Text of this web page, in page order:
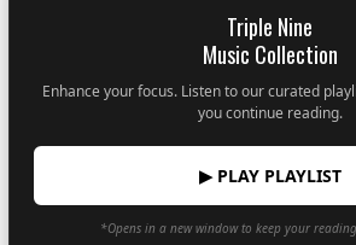
Triple Nine
Music Collection
Enhance your focus. Listen to our curated
you continue reading.
▶ PLAY PLAYLIST
*Opens in a new window to keep your